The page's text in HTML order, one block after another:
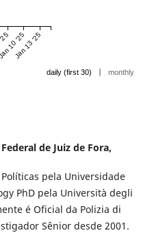
10 '25
Jan 13 '25
daily (first 30) | monthly
de Juiz de Fora,
pela Universidade
PhD pela Università degli
é Oficial da Polizia di
Sênior desde 2001.